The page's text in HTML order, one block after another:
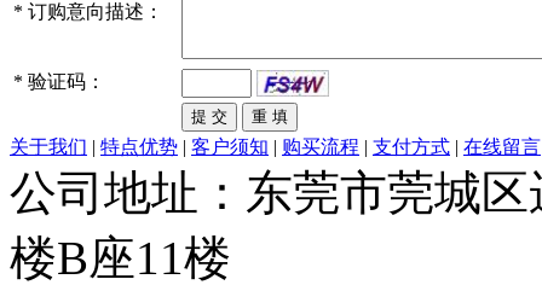
* 订购意向描述：
* 验证码：
关于我们 | 特点优势 | 客户须知 | 购买流程 | 支付方式 | 在线留言
公司地址：东莞市莞城
楼B座11楼